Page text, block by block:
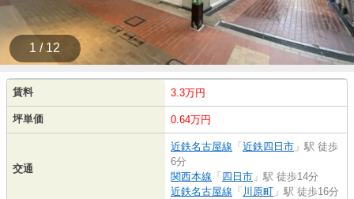
1 / 12
賃料 3.3万円
坪単価 0.64万円
交通
近鉄名古屋線 「 近鉄四日市 」駅 徒歩
6分
関西本線 「 四日市 」駅 徒歩14分
近鉄名古屋線 「 川原町 」駅 徒歩16分